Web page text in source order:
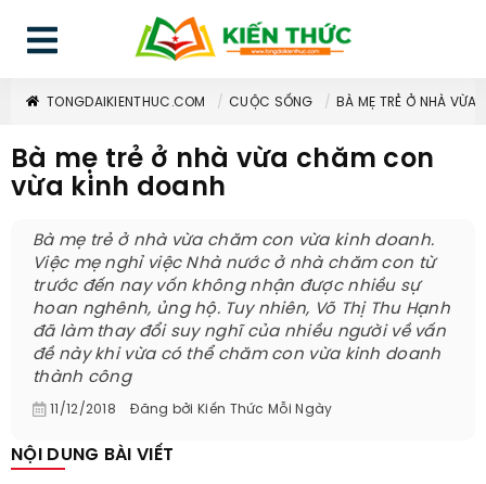
TONGDAIKIENTHUC.COM CUỘC SỐNG BÀ MẸ TRẺ Ở NHÀ
Bà mẹ trẻ ở nhà vừa chăm con
vừa kinh doanh
Bà mẹ trẻ ở nhà vừa chăm con vừa kinh doanh.
Việc mẹ nghỉ việc Nhà nước ở nhà chăm con từ
trước đến nay vốn không nhận được nhiều sự
hoan nghênh, ủng hộ. Tuy nhiên, Võ Thị Thu Hạnh
đã làm thay đổi suy nghĩ của nhiều người về vấn
đề này khi vừa có thể chăm con vừa kinh doanh
thành công
11/12/2018 Đăng bởi Kiến Thức Mỗi Ngày
NỘI DUNG BÀI VIẾT